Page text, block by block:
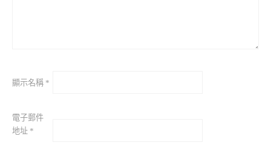
顯示名稱 *
電子郵件
地址 *